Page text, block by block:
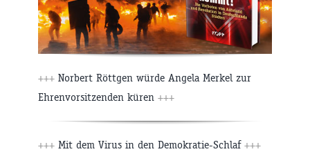
+++ Norbert Röttgen würde Angela Merkel zur
Ehrenvorsitzenden küren +++
+++ Mit dem Virus in den Demokratie-Schlaf +++